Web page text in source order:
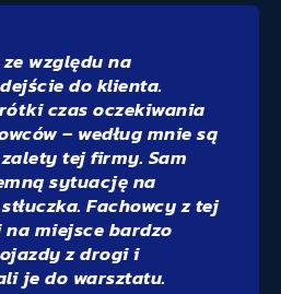
względu na
do klienta.
czas oczekiwania
– według mnie są
tej firmy. Sam
sytuację na
Fachowcy z tej
miejsce bardzo
z drogi i
je do warsztatu.